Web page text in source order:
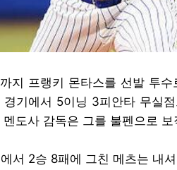
지 프랭키 몬타스를 선발 투
경기에서 5이닝 3피안타 무실
도사 감독은 그를 불펜으로 보
서 2승 8패에 그친 메츠는 내